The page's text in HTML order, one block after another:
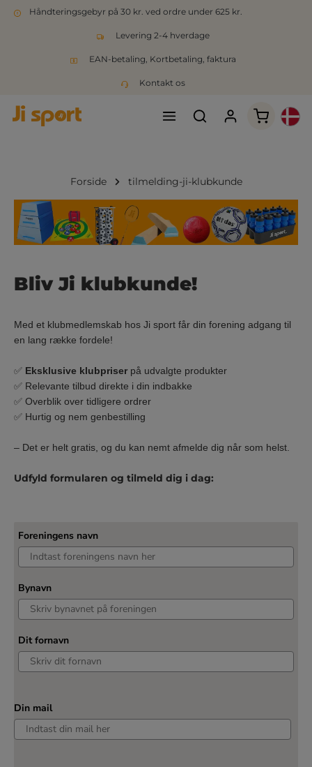
Håndteringsgebyr på 30 kr. ved ordre under 625 kr.
Levering 2-4 hverdage
EAN-betaling, Kortbetaling, faktura
Kontakt os
Forside tilmelding-ji-klubkunde
Bliv Ji klubkunde!
Med et klubmedlemskab hos Ji sport får din forening adgang til
en lang række fordele!
✅ Eksklusive klubpriser på udvalgte produkter
✅ Relevante tilbud direkte i din indbakke
✅ Overblik over tidligere ordrer
✅ Hurtig og nem genbestilling
– Det er helt gratis, og du kan nemt afmelde dig når som helst.
Udfyld formularen og tilmeld dig i dag:
Foreningens navn
Bynavn
Dit fornavn
Din mail